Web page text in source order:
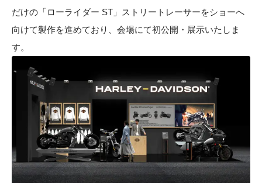
だけの「ローライダー ST」ストリートレーサーをショーへ
向けて製作を進めており、会場にて初公開・展示いたしま
す。